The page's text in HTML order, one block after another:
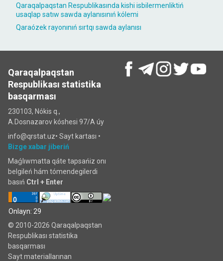
Qaraqalpaqstan Respublikasında kishi isbilermenliktiń
usaqlap satıw sawda aylanısınıń kólemi
Qaraózek rayonınıń sırtqı sawda aylanısı
Qaraqalpaqstan
Respublikası statistika
basqarması
230103, Nókis q.,
A.Dosnazarov kóshesi 97/A úy
info@qrstat.uz• Sayt kartası •
Bizge xabar jiberiń
Maǵlıwmatta qáte tapsańiz onı
belgileń hám tómendegilerdi
basıń Ctrl + Enter
Onlayn: 29
© 2010-2026 Qaraqalpaqstan
Respublikası statistika
basqarması
Sayt materiallarınan